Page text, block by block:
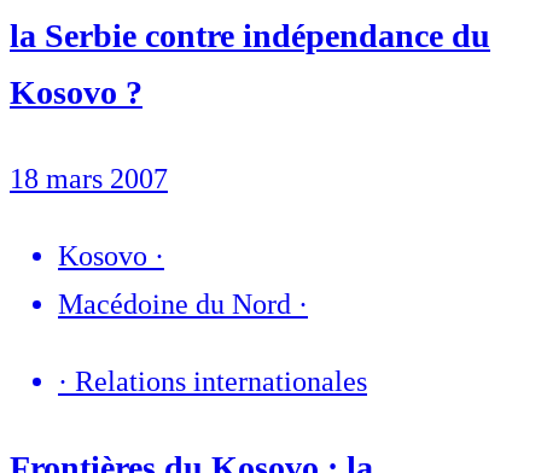
la Serbie contre indépendance du
Kosovo ?
18 mars 2007
Kosovo ·
Macédoine du Nord ·
· Relations internationales